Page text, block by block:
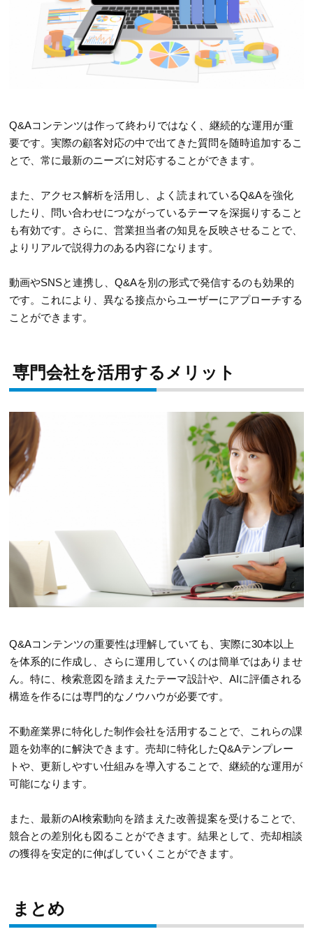
Q&Aコンテンツは作って終わりではなく、継続的な運用が重
要です。実際の顧客対応の中で出てきた質問を随時追加するこ
とで、常に最新のニーズに対応することができます。
また、アクセス解析を活用し、よく読まれているQ&Aを強化
したり、問い合わせにつながっているテーマを深掘りすること
も有効です。さらに、営業担当者の知見を反映させることで、
よりリアルで説得力のある内容になります。
動画やSNSと連携し、Q&Aを別の形式で発信するのも効果的
です。これにより、異なる接点からユーザーにアプローチする
ことができます。
専門会社を活用するメリット
Q&Aコンテンツの重要性は理解していても、実際に30本以上
を体系的に作成し、さらに運用していくのは簡単ではありませ
ん。特に、検索意図を踏まえたテーマ設計や、AIに評価される
構造を作るには専門的なノウハウが必要です。
不動産業界に特化した制作会社を活用することで、これらの課
題を効率的に解決できます。売却に特化したQ&Aテンプレー
トや、更新しやすい仕組みを導入することで、継続的な運用が
可能になります。
また、最新のAI検索動向を踏まえた改善提案を受けることで、
競合との差別化も図ることができます。結果として、売却相談
の獲得を安定的に伸ばしていくことができます。
まとめ